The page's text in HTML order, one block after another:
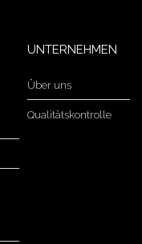
UNTERNEHMEN
Über uns
Qualitätskontrolle